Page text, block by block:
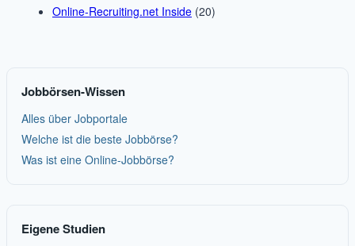
Online-Recruiting.net Inside (20)
Jobbörsen-Wissen
Alles über Jobportale
Welche ist die beste Jobbörse?
Was ist eine Online-Jobbörse?
Eigene Studien